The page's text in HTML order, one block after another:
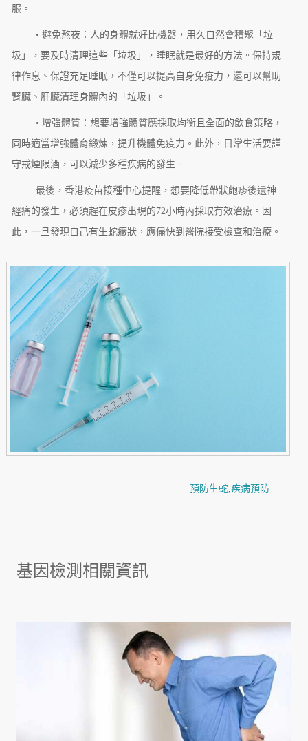
服。
• 避免熬夜：人的身體就好比機器，用久自然會積聚「垃
圾」，要及時清理這些「垃圾」，睡眠就是最好的方法。保持規
律作息、保證充足睡眠，不僅可以提高自身免疫力，還可以幫助
腎臟、肝臟清理身體內的「垃圾」。
• 增強體質：想要增強體質應採取均衡且全面的飲食策略，
同時適當增強體育鍛煉，提升機體免疫力。此外，日常生活要謹
守戒煙限酒，可以減少多種疾病的發生。
最後，香港疫苗接種中心提醒，想要降低帶狀皰疹後遺神
經痛的發生，必須趕在皮疹出現的72小時內採取有效治療。因
此，一旦發現自己有生蛇癥狀，應儘快到醫院接受檢查和治療。
預防生蛇, 疾病預防
基因檢測相關資訊